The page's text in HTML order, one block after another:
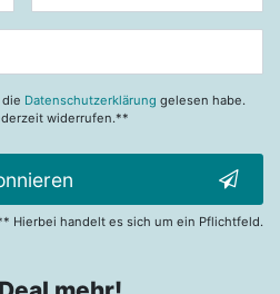
Datenschutzerklärung gelesen habe.
widerrufen.**
Hierbei handelt es sich um ein Pflichtfeld.